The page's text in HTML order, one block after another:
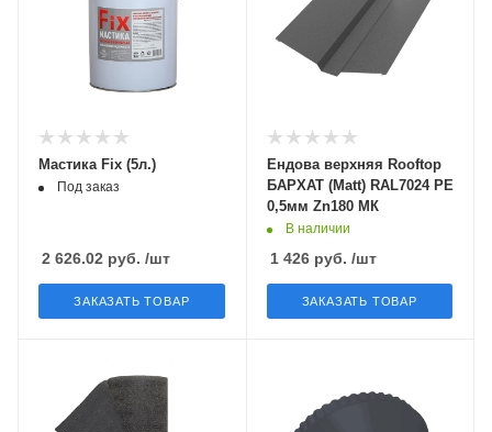
Мастика Fix (5л.)
Под заказ
2 626.02 руб. /шт
ЗАКАЗАТЬ ТОВАР
Ендова верхняя Rooftop
БАРХАТ (Matt) RAL7024 PE
0,5мм Zn180 МК
В наличии
1 426руб. /шт
ЗАКАЗАТЬ ТОВАР